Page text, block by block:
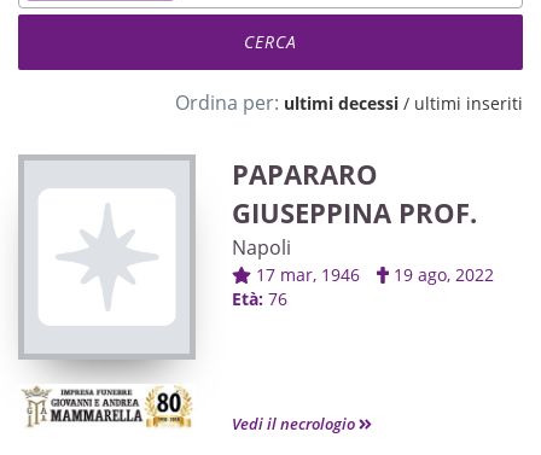
Ordina per: ultimi decessi / ultimi inseriti
PAPARARO
GIUSEPPINA PROF.
Napoli
17 mar, 1946
19 ago, 2022
Età: 76
Vedi il necrologio